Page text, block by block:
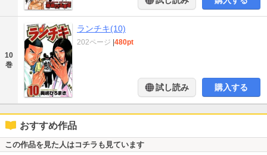
10
巻
ランチキ(10)
202ページ 480pt
試し読み 購入する
おすすめ作品
この作品を見た人はコチラも見ています